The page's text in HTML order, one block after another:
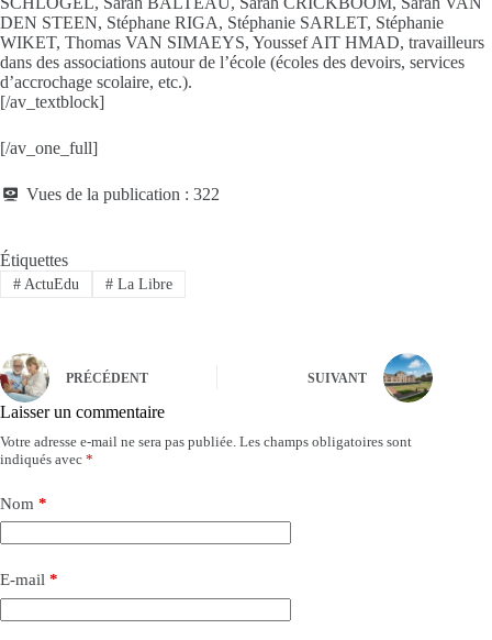
DEN STEEN, Stéphane RIGA, Stéphanie SARLET, Stéphanie
WIKET, Thomas VAN SIMAEYS, Youssef AIT HMAD, travailleurs
dans des associations autour de l’école (écoles des devoirs, services
d’accrochage scolaire, etc.).
[/av_textblock]
[/av_one_full]
Vues de la publication : 322
Étiquettes
#ActuEdu #La Libre
PRÉCÉDENT SUIVANT
Laisser un commentaire
Votre adresse e-mail ne sera pas publiée. Les champs obligatoires sont
indiqués avec *
Nom *
E-mail *